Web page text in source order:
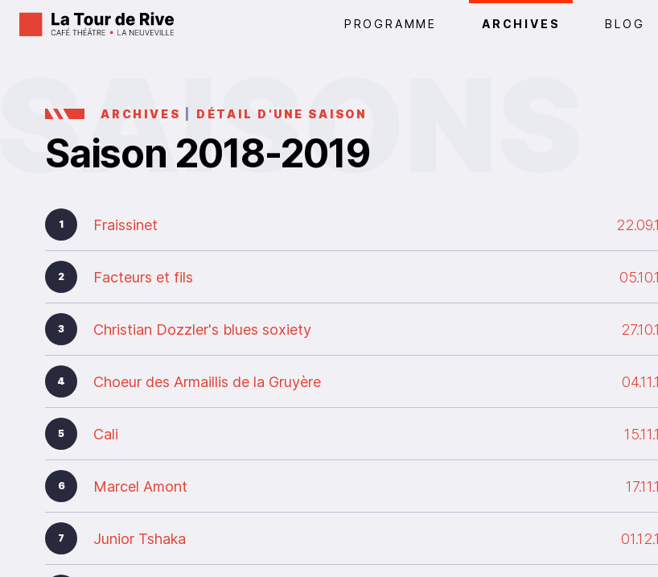
PROGRAMME ARCHIVES BLOG
ARCHIVES DÉTAIL D'UNE SAISON
Saison 2018-2019
1 Fraissinet
2 Facteurs et fils
3 Christian Dozzler's blues soxiety
4 Choeur des Armaillis de la Gruyère
5 Cali
6 Marcel Amont
7 Junior Tshaka